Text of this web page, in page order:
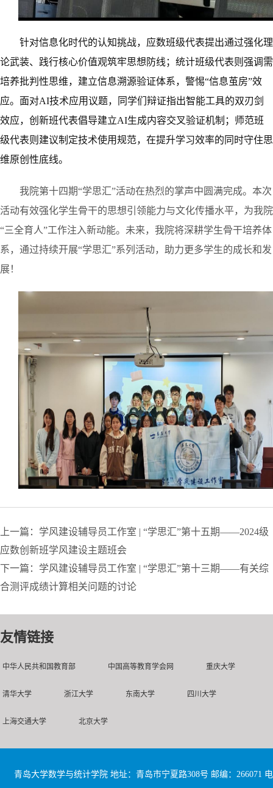
针对信息化时代的认知挑战，应数班级代表提出通过强化理
论武装、践行核心价值观筑牢思想防线；统计班级代表则强调需
培养批判性思维，建立信息溯源验证体系，警惕“信息茧房”效
应。面对AI技术应用议题，同学们辩证指出智能工具的双刃剑
效应，创新班代表倡导建立AI生成内容交叉验证机制；师范班
级代表则建议制定技术使用规范，在提升学习效率的同时守住思
维原创性底线。
我院第十四期“学思汇”活动在热烈的掌声中圆满完成。 本次
活动有效强化学生骨干的思想引领能力与文化传播水平，为我院
“三全育人”工作注入新动能。未来，我院将深耕学生骨干培养体
系，通过持续开展“学思汇”系列活动， 助力更多学生的成长和发
展！
上一篇：学风建设辅导员工作室 | “学思汇”第十五期——2024级
应数创新班学风建设主题班会
下一篇：学风建设辅导员工作室 | “学思汇”第十三期——有关综
合测评成绩计算相关问题的讨论
友情链接
中华人民共和国教育部 中国高等教育学会网 重庆大学
清华大学 浙江大学 东南大学 四川大学
上海交通大学 北京大学
青岛大学数学与统计学院 地址：青岛市宁夏路308号 邮编：266071 电